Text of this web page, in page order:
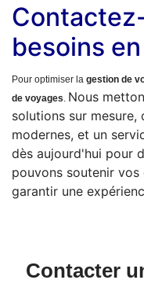
besoins
Pour optimiser la gestion de
de voyages Nous
solutions sur
modernes, et un
dès aujourd'hui pour
pouvons soutenir
garantir une
Contacter